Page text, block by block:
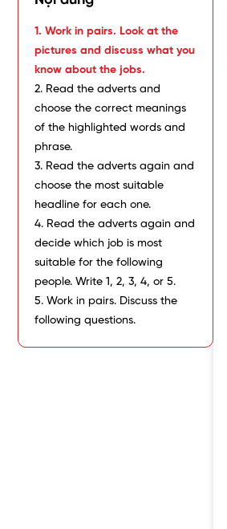
1. Work in pairs. Look at the
pictures and discuss what you
know about the jobs.
2. Read the adverts and
choose the correct meanings
of the highlighted words and
phrase.
3. Read the adverts again and
choose the most suitable
headline for each one.
4. Read the adverts again and
decide which job is most
suitable for the following
people. Write 1, 2, 3, 4, or 5.
5. Work in pairs. Discuss the
following questions.